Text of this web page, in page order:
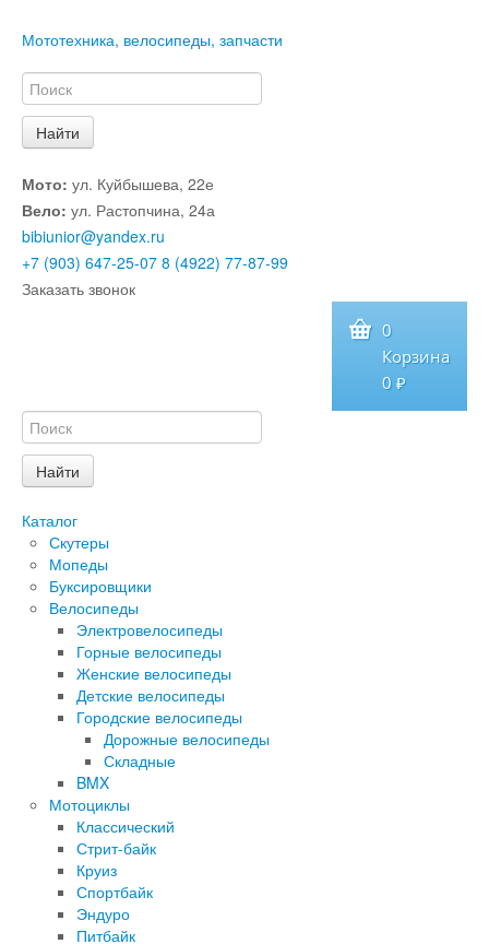
Мототехника, велосипеды, запчасти
Мото: ул. Куйбышева, 22е
Вело: ул. Растопчина, 24а
bibiunior@yandex.ru
+7 (903) 647-25-07 8 (4922) 77-87-99
Заказать звонок
0
Корзина
0 ₽
Каталог
Скутеры
Мопеды
Буксировщики
Велосипеды
Электровелосипеды
Горные велосипеды
Женские велосипеды
Детские велосипеды
Городские велосипеды
Дорожные велосипеды
Складные
BMX
Мотоциклы
Классический
Стрит-байк
Круиз
Спортбайк
Эндуро
Питбайк